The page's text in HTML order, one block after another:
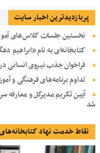
پربازديدترين اخبار سایت
نخستین جلسات کلاس‌های
کتابخانه‌ای به نام «ابراهیم
فراخوان جذب نیروی انسانی
تداوم برنامه‌های فرهنگی و
آیین تکریم مدیرکل و معارفه
شد
نقاط خدمت نهاد